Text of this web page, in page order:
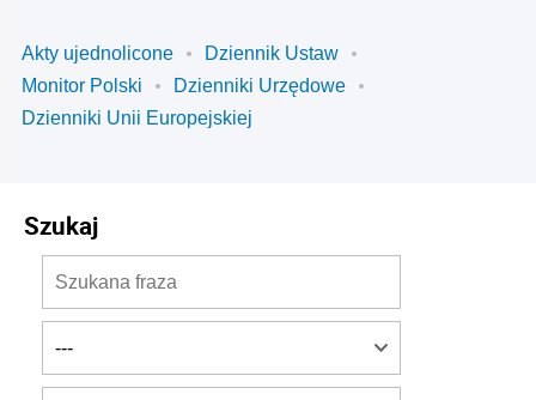
Akty ujednolicone
Dziennik Ustaw
Monitor Polski
Dzienniki Urzędowe
Dzienniki Unii Europejskiej
Szukaj